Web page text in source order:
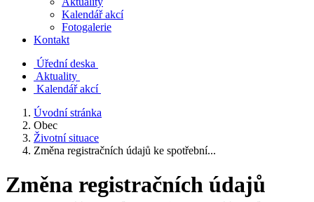
Kalendář akcí
Fotogalerie
Kontakt
Úřední deska
Aktuality
Kalendář akcí
Úvodní stránka
Obec
Životní situace
Změna registračních údajů ke spotřební...
Změna registračních údajů